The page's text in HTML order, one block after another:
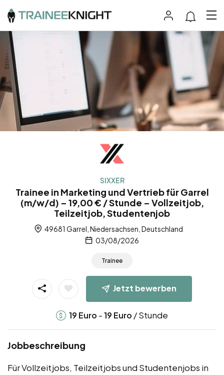
SIXXER
Trainee in Marketing und Vertrieb für Garrel
(m/w/d) – 19,00 € / Stunde – Vollzeitjob,
Teilzeitjob, Studentenjob
49681 Garrel, Niedersachsen, Deutschland
03/08/2026
Trainee
Jetzt bewerben
19 Euro -19 Euro / Stunde
Jobbeschreibung
Für Vollzeitjobs, Teilzeitjobs und Studentenjobs in